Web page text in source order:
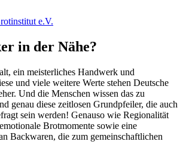
e.V.
in der Nähe?
ein meisterliches Handwerk und
und viele weitere Werte stehen Deutsche
Und die Menschen wissen das zu
genau diese zeitlosen Grundpfeiler, die auch
sein werden! Genauso wie Regionalität
Brotmomente sowie eine
Backwaren, die zum gemeinschaftlichen